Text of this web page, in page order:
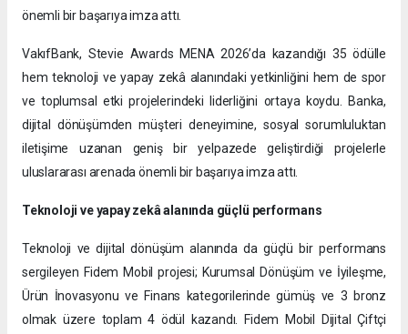
önemli bir başarıya imza attı.
VakıfBank, Stevie Awards MENA 2026’da kazandığı 35 ödülle
hem teknoloji ve yapay zekâ alanındaki yetkinliğini hem de spor
ve toplumsal etki projelerindeki liderliğini ortaya koydu. Banka,
dijital dönüşümden müşteri deneyimine, sosyal sorumluluktan
iletişime uzanan geniş bir yelpazede geliştirdiği projelerle
uluslararası arenada önemli bir başarıya imza attı.
Teknoloji ve yapay zekâ alanında güçlü performans
Teknoloji ve dijital dönüşüm alanında da güçlü bir performans
sergileyen Fidem Mobil projesi; Kurumsal Dönüşüm ve İyileşme,
Ürün İnovasyonu ve Finans kategorilerinde gümüş ve 3 bronz
olmak üzere toplam 4 ödül kazandı. Fidem Mobil Dijital Çiftçi